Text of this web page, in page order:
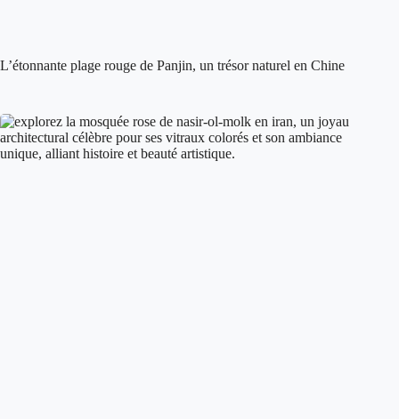
L’étonnante plage rouge de Panjin, un trésor naturel en Chine